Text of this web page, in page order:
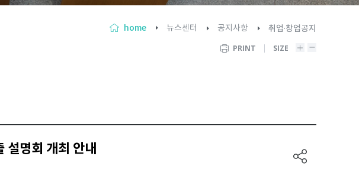
home 뉴스센터 공지사항
취업·창업공지
PRINT
SIZE
명회 개최 안내